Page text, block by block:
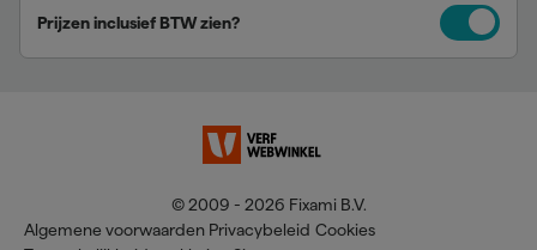
Prijzen inclusief BTW zien?
© 2009 - 2026 Fixami B.V.
Algemene voorwaarden Privacybeleid Cookies